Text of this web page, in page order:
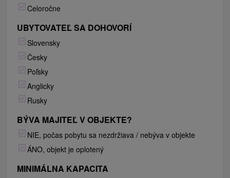
Celoročne
UBYTOVATEĽ SA DOHOVORÍ
Slovensky
Česky
Poľsky
Anglicky
Rusky
BÝVA MAJITEĽ V OBJEKTE?
NIE, počas pobytu sa nezdržiava / nebýva v objekte
ÁNO, objekt je oplotený
MINIMÁLNA KAPACITA